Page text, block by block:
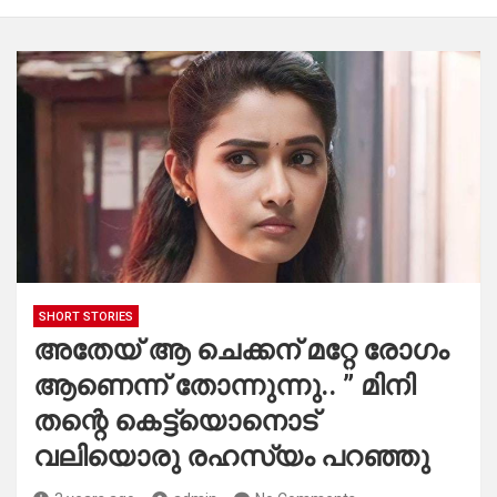
SHORT STORIES
അതേയ് ആ ചെക്കന് മറ്റേ രോഗം
ആണെന്ന് തോന്നുന്നു.. ” മിനി
തന്റെ കെട്ട്യൊനൊട്
വലിയൊരു രഹസ്യം പറഞ്ഞു